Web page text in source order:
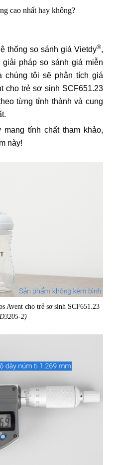
cao nhất hay không?
thống so sánh giá Vietdy®,
pháp so sánh giá miễn
chúng tôi sẽ phân tích giá
cho trẻ sơ sinh SCF651.23
từng tỉnh thành và cung
tính chất tham khảo,
này!
Avent cho trẻ sơ sinh SCF651.23
2)